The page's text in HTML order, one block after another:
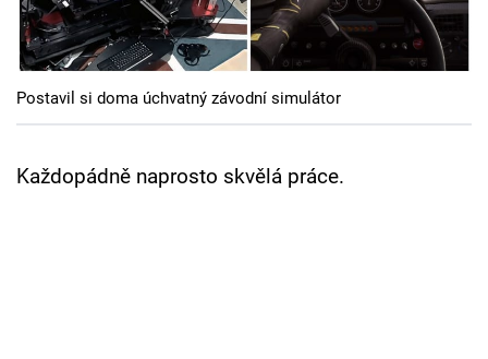
Cool Esport
Pořady
TV Program
Sledujte prima+
Postavil si doma úchvatný závodní simulátor
Každopádně naprosto skvělá práce.